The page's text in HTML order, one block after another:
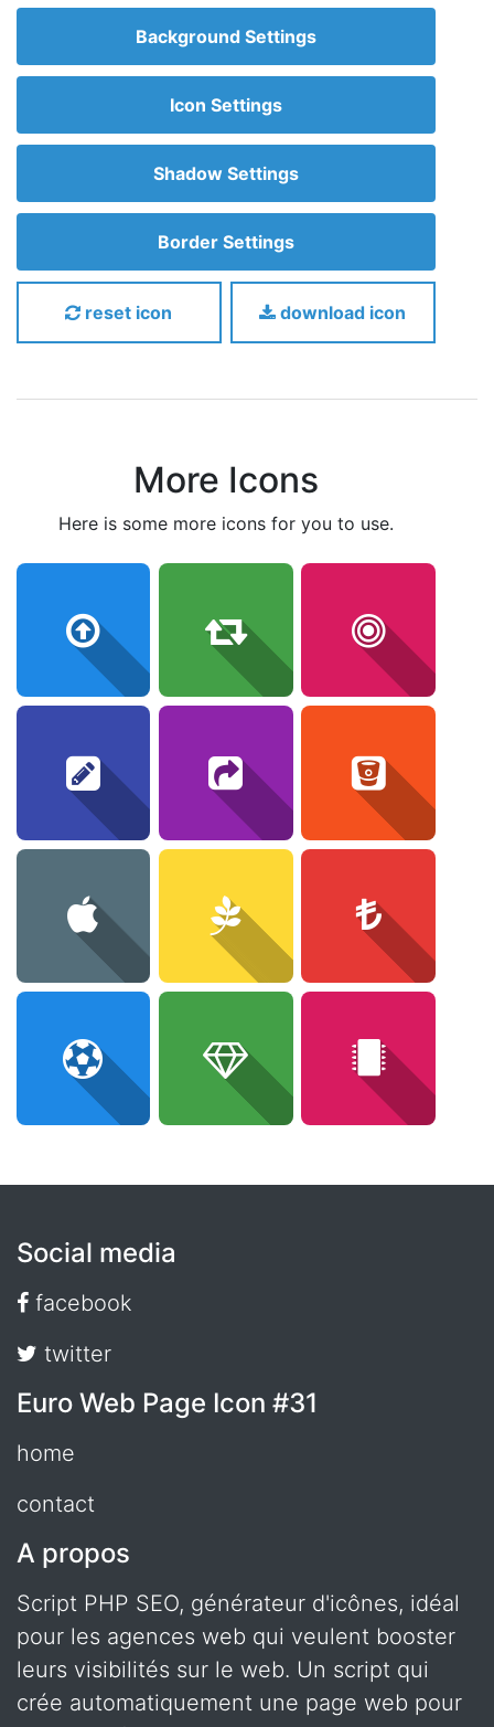
Background Settings
Icon Settings
Shadow Settings
Border Settings
reset icon download icon
More Icons
here is some more icons for you to use.
Social media
facebook
twitter
Euro Web Page Icon #31
home
contact
A propos
Script PHP SEO, générateur d'icônes, idéal
pour les agences web qui veulent booster
leurs visibilités sur le web. Un script qui
crée automatiquement une page web pour